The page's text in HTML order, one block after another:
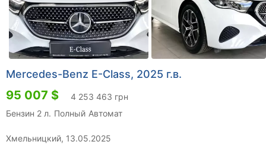
Mercedes-Benz E-Class, 2025 г.в.
95 007 $
4 253 463 грн
Бензин 2 л. Полный Автомат
Хмельницкий, 13.05.2025